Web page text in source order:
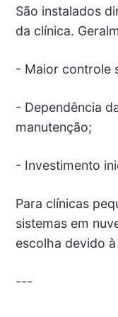
São instalados
da clínica.
- Maior controle
- Dependência
manutenção;
- Investimento
Para clínicas
sistemas em
escolha devido
---